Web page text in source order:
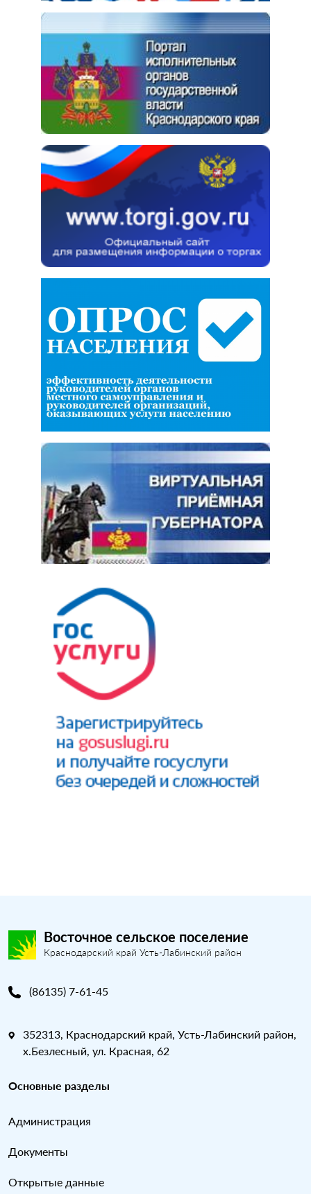
Восточное сельское поселение
Краснодарский край Усть-Лабинский район
(86135) 7-61-45
352313, Краснодарский край, Усть-Лабинский район,
х.Безлесный, ул. Красная, 62
Основные разделы
Администрация
Документы
Открытые данные